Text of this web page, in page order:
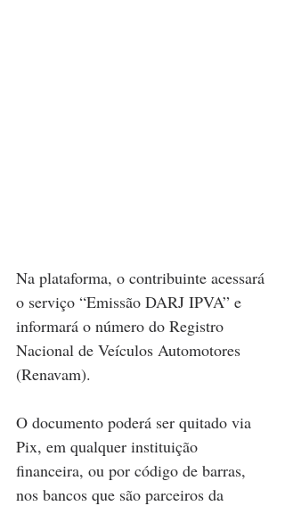
Na plataforma, o contribuinte acessará
o serviço “Emissão DARJ IPVA” e
informará o número do Registro
Nacional de Veículos Automotores
(Renavam).
O documento poderá ser quitado via
Pix, em qualquer instituição
financeira, ou por código de barras,
nos bancos que são parceiros da